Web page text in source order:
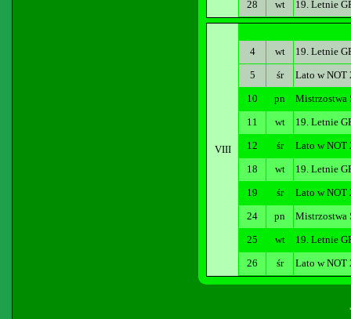
28 wt 19. Letnie
VIII
4 wt
19. Letnie
5
śr
Lato w NOT
10
pn
Mistrzostwa
11
wt
19. Letnie
12
śr
Lato w NOT
18
wt
19. Letnie
19
śr
Lato w NOT
24
pn
Mistrzostwa
25
wt
19. Letnie
26
śr Lato w NOT